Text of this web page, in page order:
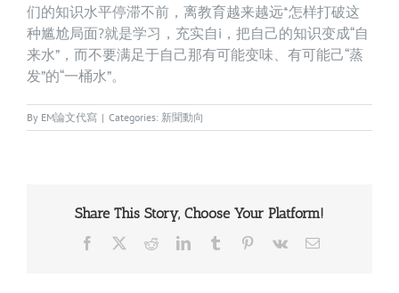
们的知识水平停滞不前，离教育越来越远*怎样打破这
种尴尬局面?就是学习，充实自i，把自己的知识变成“自
来水”，而不要满足于自己那有可能变味、有可能己“蒸
发”的“一桶水”。
By EM論文代寫 | Categories: 新聞動向
Share This Story, Choose Your Platform!
Facebook RedditLinkedInTumblr Pinterest
Vk Email